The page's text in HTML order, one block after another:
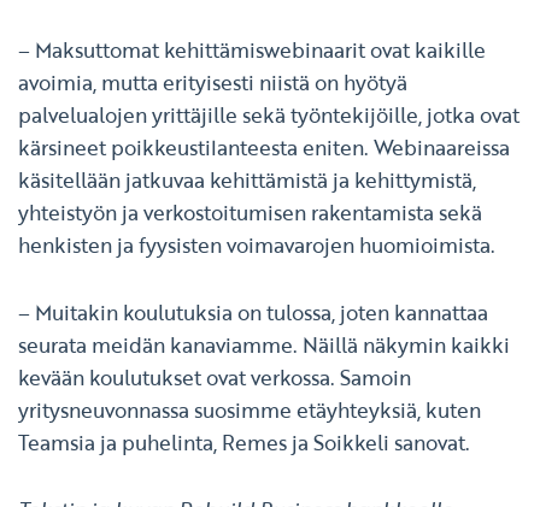
– Maksuttomat kehittämiswebinaarit ovat kaikille
avoimia, mutta erityisesti niistä on hyötyä
palvelualojen yrittäjille sekä työntekijöille, jotka ovat
kärsineet poikkeustilanteesta eniten. Webinaareissa
käsitellään jatkuvaa kehittämistä ja kehittymistä,
yhteistyön ja verkostoitumisen rakentamista sekä
henkisten ja fyysisten voimavarojen huomioimista.
– Muitakin koulutuksia on tulossa, joten kannattaa
seurata meidän kanaviamme. Näillä näkymin kaikki
kevään koulutukset ovat verkossa. Samoin
yritysneuvonnassa suosimme etäyhteyksiä, kuten
Teamsia ja puhelinta, Remes ja Soikkeli sanovat.